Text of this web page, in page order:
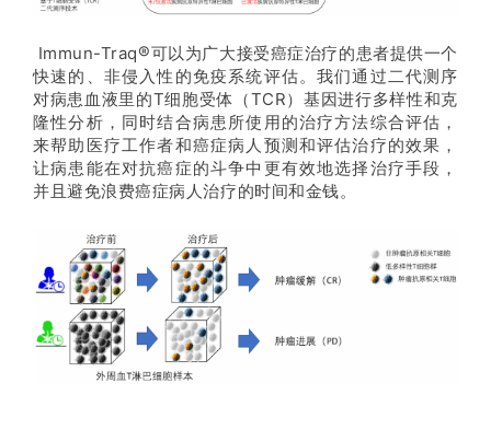
Immun-Traq®可以为广大接受癌症治疗的患者提供一个
快速的、非侵入性的免疫系统评估。我们通过二代测序
对病患血液里的T细胞受体（TCR）基因进行多样性和克
隆性分析，同时结合病患所使用的治疗方法综合评估，
来帮助医疗工作者和癌症病人预测和评估治疗的效果，
让病患能在对抗癌症的斗争中更有效地选择治疗手段，
并且避免浪费癌症病人治疗的时间和金钱。